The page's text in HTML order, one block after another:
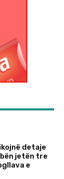
detaje
jetën tre
e